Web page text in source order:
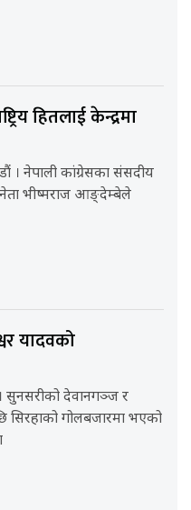
हितलाई केन्द्रमा
। नेपाली कांग्रेसका संसदीय
भीष्मराज आङ्देम्बेले
यादवको
सुनसरीको देवानगञ्ज र
सिरहाको गोलबजारमा भएको